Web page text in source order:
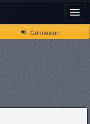
Connexion